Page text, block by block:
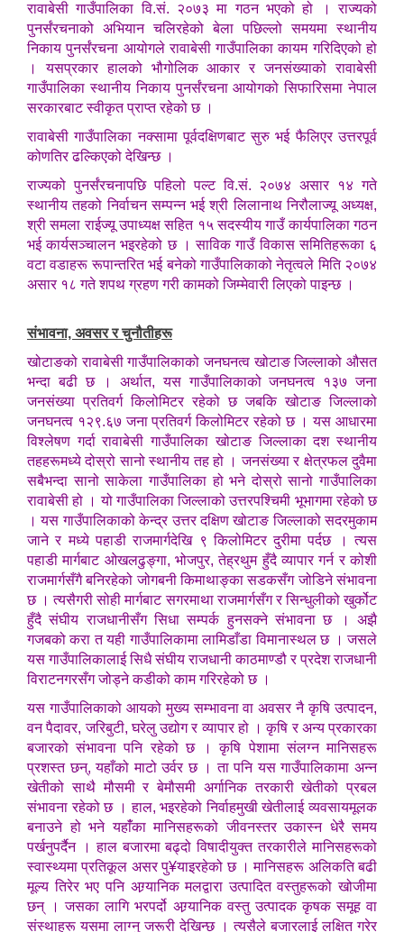
रावाबेसी गाउँपालिका वि.सं. २०७३ मा गठन भएको हो । राज्यको
पुनर्संरचनाको अभियान चलिरहेको बेला पछिल्लो समयमा स्थानीय
निकाय पुनर्संरचना आयोगले रावाबेसी गाउँपालिका कायम गरिदिएको हो
। यसप्रकार हालको भौगोलिक आकार र जनसंख्याको रावाबेसी
गाउँपालिका स्थानीय निकाय पुनर्संरचना आयोगको सिफारिसमा नेपाल
सरकारबाट स्वीकृत प्राप्त रहेको छ ।
रावाबेसी गाउँपालिका नक्सामा पूर्वदक्षिणबाट सुरु भई फैलिएर उत्तरपूर्व
कोणतिर ढल्किएको देखिन्छ ।
राज्यको पुनर्संरचनापछि पहिलो पल्ट वि.सं. २०७४ असार १४ गते
स्थानीय तहको निर्वाचन सम्पन्न भई श्री लिलानाथ निरौलाज्यू अध्यक्ष,
श्री समला राईज्यू उपाध्यक्ष सहित १५ सदस्यीय गाउँ कार्यपालिका गठन
भई कार्यसञ्चालन भइरहेको छ । साविक गाउँ विकास समितिहरूका ६
वटा वडाहरू रूपान्तरित भई बनेको गाउँपालिकाको नेतृत्वले मिति २०७४
असार १८ गते शपथ ग्रहण गरी कामको जिम्मेवारी लिएको पाइन्छ ।
संभावना, अवसर र चुनौतीहरू
खोटाङको रावाबेसी गाउँपालिकाको जनघनत्व खोटाङ जिल्लाको औसत
भन्दा बढी छ । अर्थात, यस गाउँपालिकाको जनघनत्व १३७ जना
जनसंख्या प्रतिवर्ग किलोमिटर रहेको छ जबकि खोटाङ जिल्लाको
जनघनत्व १२९.६७ जना प्रतिवर्ग किलोमिटर रहेको छ । यस आधारमा
विश्लेषण गर्दा रावाबेसी गाउँपालिका खोटाङ जिल्लाका दश स्थानीय
तहहरूमध्ये दोस्रो सानो स्थानीय तह हो । जनसंख्या र क्षेत्रफल दुवैमा
सबैभन्दा सानो साकेला गाउँपालिका हो भने दोस्रो सानो गाउँपालिका
रावाबेसी हो । यो गाउँपालिका जिल्लाको उत्तरपश्चिमी भूभागमा रहेको छ
। यस गाउँपालिकाको केन्द्र उत्तर दक्षिण खोटाङ जिल्लाको सदरमुकाम
जाने र मध्ये पहाडी राजमार्गदेखि ९ किलोमिटर दुरीमा पर्दछ । त्यस
पहाडी मार्गबाट ओखलढुङ्गा, भोजपुर, तेह्रथुम हुँदै व्यापार गर्न र कोशी
राजमार्गसँगै बनिरहेको जोगबनी किमाथाङ्का सडकसँग जोडिने संभावना
छ । त्यसैगरी सोही मार्गबाट सगरमाथा राजमार्गसँग र सिन्धुलीको खुर्कोट
हुँदै संघीय राजधानीसँग सिधा सम्पर्क हुनसक्ने संभावना छ । अझै
गजबको करा त यही गाउँपालिकामा लामिडाँडा विमानास्थल छ । जसले
यस गाउँपालिकालाई सिधै संघीय राजधानी काठमाण्डौ र प्रदेश राजधानी
विराटनगरसँग जोड्ने कडीको काम गरिरहेको छ ।
यस गाउँपालिकाको आयको मुख्य सम्भावना वा अवसर नै कृषि उत्पादन,
वन पैदावर, जरिबुटी, घरेलु उद्योग र व्यापार हो । कृषि र अन्य प्रकारका
बजारको संभावना पनि रहेको छ । कृषि पेशामा संलग्न मानिसहरू
प्रशस्त छन्, यहाँको माटो उर्वर छ । ता पनि यस गाउँपालिकामा अन्न
खेतीको साथै मौसमी र बेमौसमी अर्गानिक तरकारी खेतीको प्रबल
संभावना रहेको छ । हाल, भइरहेको निर्वाहमुखी खेतीलाई व्यवसायमूलक
बनाउने हो भने यहांँका मानिसहरूको जीवनस्तर उकास्न धेरै समय
पर्खनुपर्दैन । हाल बजारमा बढ्दो विषादीयुक्त तरकारीले मानिसहरूको
स्वास्थ्यमा प्रतिकूल असर पु¥याइरहेको छ । मानिसहरू अलिकति बढी
मूल्य तिरेर भए पनि अग्र्यानिक मलद्वारा उत्पादित वस्तुहरूको खोजीमा
छन् । जसका लागि भरपर्दो अग्र्यानिक वस्तु उत्पादक कृषक समूह वा
संस्थाहरू यसमा लाग्नु जरूरी देखिन्छ । त्यसैले बजारलाई लक्षित गरेर